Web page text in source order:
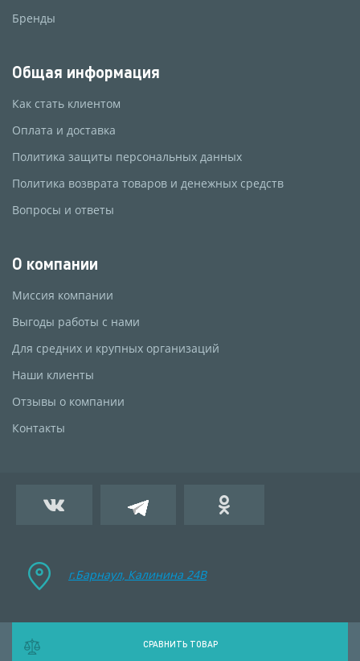
Бренды
Общая информация
Как стать клиентом
Оплата и доставка
Политика защиты персональных данных
Политика возврата товаров и денежных средств
Вопросы и ответы
О компании
Миссия компании
Выгоды работы с нами
Для средних и крупных организаций
Наши клиенты
Отзывы о компании
Контакты
г.Барнаул, Калинина 24B
СРАВНИТЬ ТОВАР